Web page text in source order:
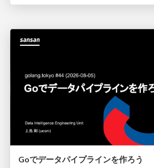
Goでデータパイプラインを作ろう